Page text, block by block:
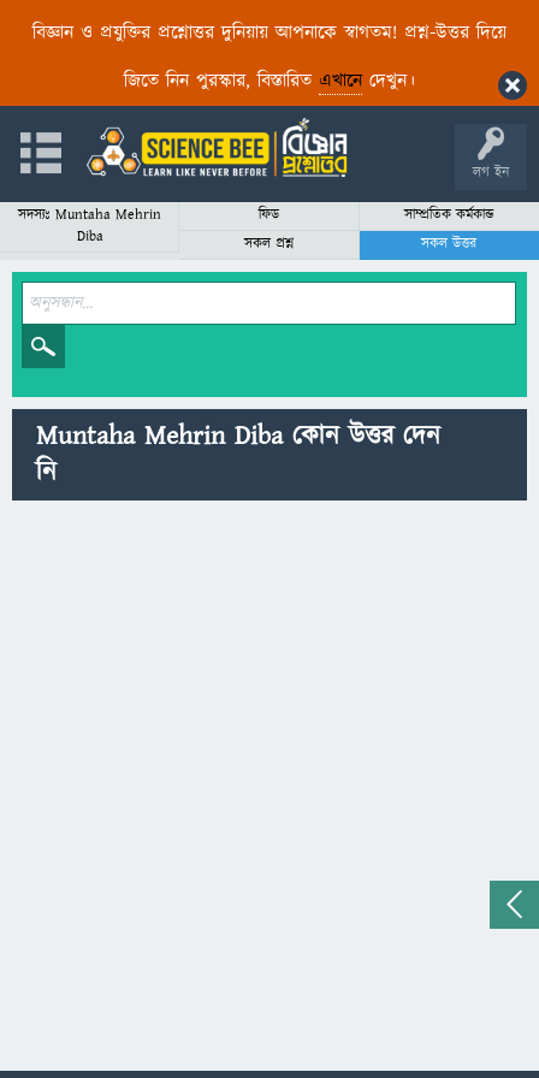
বিজ্ঞান ও প্রযুক্তির প্রশ্নোত্তর দুনিয়ায় আপনাকে স্বাগতম! প্রশ্ন-উত্তর দিয়ে
জিতে নিন পুরস্কার, বিস্তারিত এখানেদেখুন।
লগ ইন
সদস্যঃ Muntaha Mehrin
Diba
ফিড
সাম্প্রতিক কর্মকান্ড
সকল প্রশ্ন
সকল উত্তর
Muntaha Mehrin Diba কোন উত্তর দেন
নি